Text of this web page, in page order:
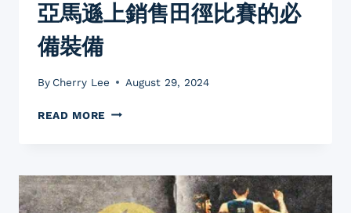
亞馬遜上銷售田徑比賽的必
備裝備
By Cherry Lee August 29, 2024
READ MORE 2024
徑
潛
在